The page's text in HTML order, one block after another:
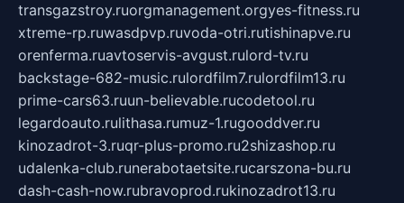
transgazstroy.ruorgmanagement.orgyes-fitness.ru
xtreme-rp.ruwasdpvp.ruvoda-otri.rutishinapve.ru
orenferma.ruavtoservis-avgust.rulord-tv.ru
backstage-682-music.rulordfilm7.rulordfilm13.ru
prime-cars63.ruun-believable.rucodetool.ru
legardoauto.rulithasa.rumuz-1.rugooddver.ru
kinozadrot-3.ruqr-plus-promo.ru2shizashop.ru
udalenka-club.runerabotaetsite.rucarszona-bu.ru
dash-cash-now.rubravoprod.rukinozadrot13.ru